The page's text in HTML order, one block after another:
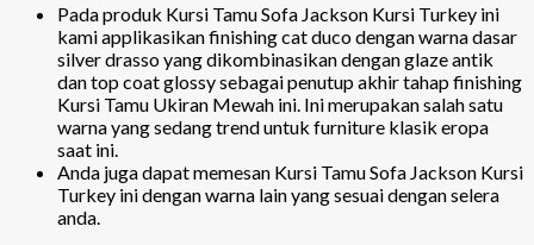
Pada produk Kursi Tamu Sofa Jackson Kursi Turkey ini
kami applikasikan finishing cat duco dengan warna dasar
silver drasso yang dikombinasikan dengan glaze antik
dan top coat glossy sebagai penutup akhir tahap finishing
Kursi Tamu Ukiran Mewah ini. Ini merupakan salah satu
warna yang sedang trend untuk furniture klasik eropa
saat ini.
Anda juga dapat memesan Kursi Tamu Sofa Jackson Kursi
Turkey ini dengan warna lain yang sesuai dengan selera
anda.